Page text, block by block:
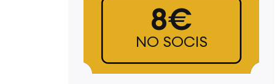
8€
NO SOCIS